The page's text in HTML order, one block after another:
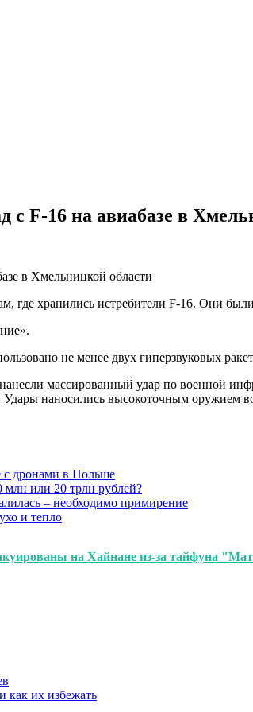
с F-16 на авиабазе в
где хранились истребители F-16. Они
не менее двух гиперзвуковых
массированный удар по военной
Удары наносились высокоточным оружием
с дронами в Польше
или 20 трлн рублей?
– необходимо примирение
и тепло
на Хайнане из-за тайфуна
как их избежать